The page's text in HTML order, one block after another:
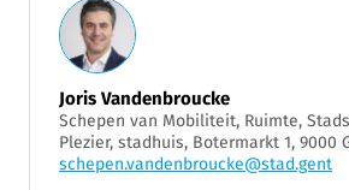
Joris Vandenbroucke
Schepen van Mobiliteit, Ruimte,
Plezier, stadhuis, Botermarkt 1, 9000
schepen.vandenbroucke@stad.gent